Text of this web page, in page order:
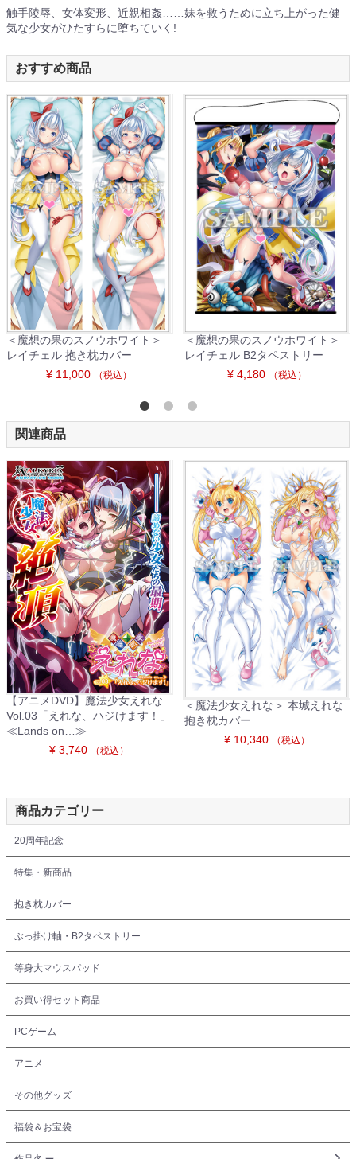
触手陵辱、女体変形、近親相姦……妹を救うために立ち上がった健
気な少女がひたすらに堕ちていく!
おすすめ商品
＜魔想の果のスノウホワイト＞
レイチェル 抱き枕カバー
¥ 11,000
（税込）
＜魔想の果のスノウホワイト＞
レイチェル B2タペストリー
¥ 4,180
（税込）
関連商品
【アニメDVD】魔法少女えれな
Vol.03「えれな、ハジけます！」
≪Lands on…≫
¥ 3,740
（税込）
＜魔法少女えれな＞ 本城えれな
抱き枕カバー
¥ 10,340
（税込）
商品カテゴリー
20周年記念
特集・新商品
抱き枕カバー
ぶっ掛け軸・B2タペストリー
等身大マウスパッド
お買い得セット商品
PCゲーム
アニメ
その他グッズ
福袋＆お宝袋